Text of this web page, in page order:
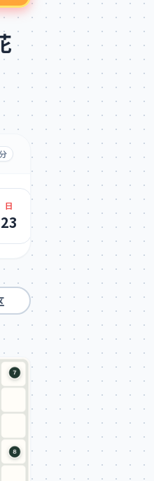
日
23 24 25 26